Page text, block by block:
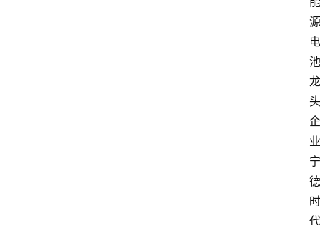
源
电
池
龙
头
企
业
宁
德
时
代